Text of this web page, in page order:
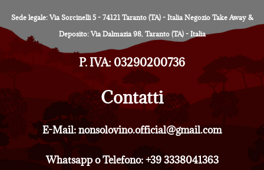
Sede legale: Via Sorcinelli 5 - 74121 Taranto (TA) - Italia Negozio Take Away &
Deposito: Via Dalmazia 98, Taranto (TA) - Italia
P. IVA: 03290200736
Contatti
E-Mail: nonsolovino.official@gmail.com
Whatsapp o Telefono: +39 3338041363